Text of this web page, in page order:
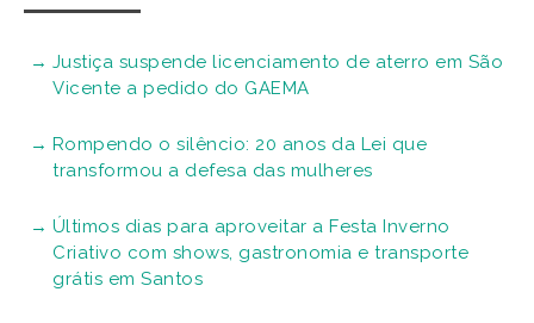
Justiça suspende licenciamento de aterro em São
Vicente a pedido do GAEMA
Rompendo o silêncio: 20 anos da Lei que
transformou a defesa das mulheres
Últimos dias para aproveitar a Festa Inverno
Criativo com shows, gastronomia e transporte
grátis em Santos